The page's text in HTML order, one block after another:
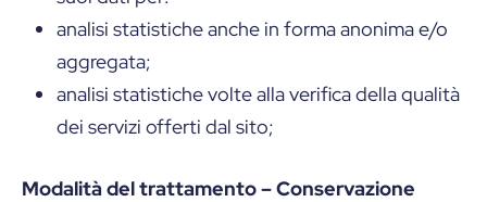
analisi statistiche anche in forma anonima e/o
aggregata;
analisi statistiche volte alla verifica della qualità
dei servizi offerti dal sito;
Modalità del trattamento – Conservazione